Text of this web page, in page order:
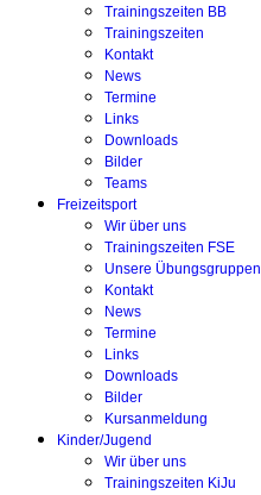
Trainingszeiten BB
Trainingszeiten
Kontakt
News
Termine
Links
Downloads
Bilder
Teams
Freizeitsport
Wir über uns
Trainingszeiten FSE
Unsere Übungsgruppen
Kontakt
News
Termine
Links
Downloads
Bilder
Kursanmeldung
Kinder/Jugend
Wir über uns
Trainingszeiten KiJu